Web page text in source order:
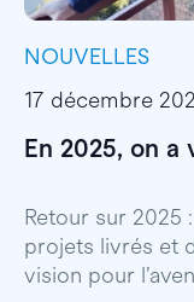
NOUVELLES
17 décembre
En 2025, on a
Retour sur 2025
projets livrés et
vision pour